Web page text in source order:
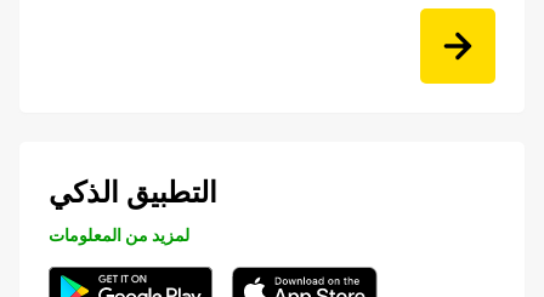
التطبيق الذكي
لمزيد من المعلومات